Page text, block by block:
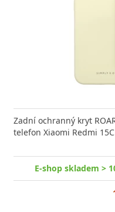
Zadní ochranný kryt
telefon Xiaomi Redmi
E-shop skladem >